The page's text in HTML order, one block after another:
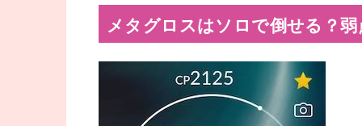
メタグロスはソロで倒せる？弱